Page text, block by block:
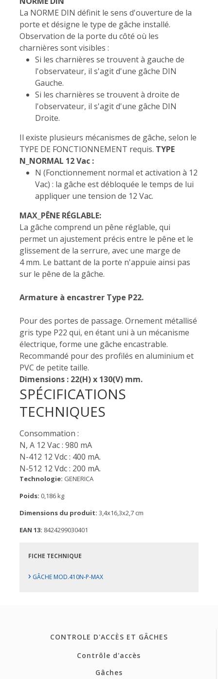
La NORME DIN définit le sens d'ouverture de la
porte et désigne le type de gâche installé.
Observation de la porte du côté où les
charnières sont visibles :
Si les charnières se trouvent à gauche de
l'observateur, il s'agit d'une gâche DIN
Gauche.
Si les charnières se trouvent à droite de
l'observateur, il s'agit d'une gâche DIN
Droite.
Il existe plusieurs mécanismes de gâche, selon le
TYPE DE FONCTIONNEMENT requis. TYPE
N_NORMAL 12 Vac :
N (Fonctionnement normal et activation à 12
Vac) : la gâche est débloquée le temps de lui
appliquer une tension de 12 Vac.
MAX_PÊNE RÉGLABLE:
La gâche comprend un pêne réglable, qui
permet un ajustement précis entre le pêne et le
glissement de la serrure, avec une marge de
4 mm. Le battant de la porte n'appuie ainsi pas
sur le pêne de la gâche.
Armature à encastrer Type P22.
Pour des portes de passage. Ornement métallisé
gris type P22 qui, en étant uni à un mécanisme
électrique, forme une gâche encastrable.
Recommandé pour des profilés en aluminium et
PVC de petite taille.
Dimensions : 22(H) x 130(V) mm.
SPÉCIFICATIONS
TECHNIQUES
Consommation :
N, A 12 Vac : 980 mA
N-412 12 Vdc : 400 mA.
N-512 12 Vdc : 200 mA.
Technologie: GENERICA
Poids: 0,186 kg
Dimensions du produit: 3,4x16,3x2,7 cm
EAN 13: 8424299030401
FICHE TECHNIQUE
› GÂCHE MOD.410N-P-MAX
CONTROLE D'ACCÈS ET GÂCHES
Contrôle d'accès
Gâches